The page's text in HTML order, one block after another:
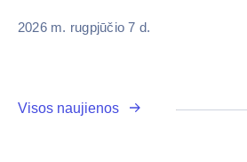
2026 m. rugpjūčio 7 d.
Visos naujienos